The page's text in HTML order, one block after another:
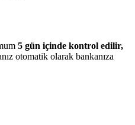
5 gün içinde kontrol edilir,
otomatik olarak bankanıza